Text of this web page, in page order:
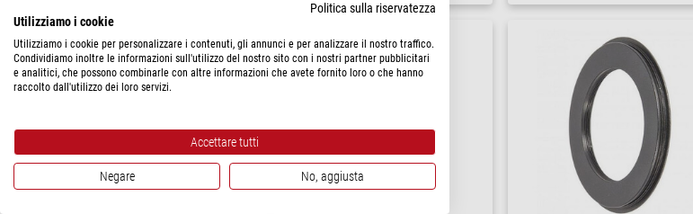
Politica sulla riservatezza
Utilizziamo i cookie
Utilizziamo i cookie per personalizzare i contenuti, gli annunci e per analizzare il nostro traffico.
Condividiamo inoltre le informazioni sull'utilizzo del nostro sito con i nostri partner pubblicitari
e analitici, che possono combinarle con altre informazioni che avete fornito loro o che hanno
raccolto dall'utilizzo dei loro servizi.
Accettare tutti
Negare No, aggiusta